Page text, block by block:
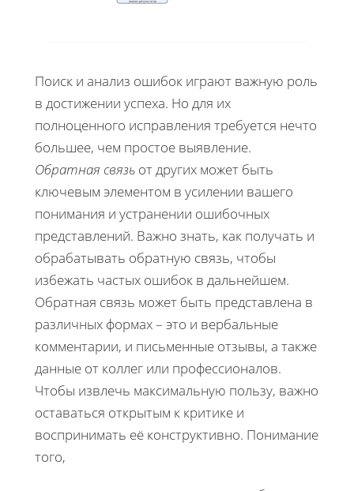
Поиск и анализ ошибок играют важную роль
в достижении успеха. Но для их
полноценного исправления требуется нечто
большее, чем простое выявление.
Обратная связь от других может быть
ключевым элементом в усилении вашего
понимания и устранении ошибочных
представлений. Важно знать, как получать и
обрабатывать обратную связь, чтобы
избежать частых ошибок в дальнейшем.
Обратная связь может быть представлена в
различных формах – это и вербальные
комментарии, и письменные отзывы, а также
данные от коллег или профессионалов.
Чтобы извлечь максимальную пользу, важно
оставаться открытым к критике и
воспринимать её конструктивно. Понимание
того,